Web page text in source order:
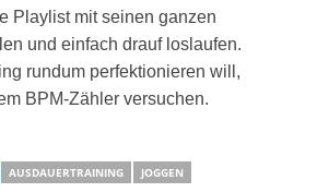
Playlist mit seinen ganzen
und einfach drauf loslaufen.
rundum perfektionieren will,
BPM-Zähler versuchen.
AUSDAUERTRAINING JOGGEN